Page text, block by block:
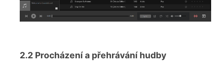
2.2 Procházení a přehrávání hudby